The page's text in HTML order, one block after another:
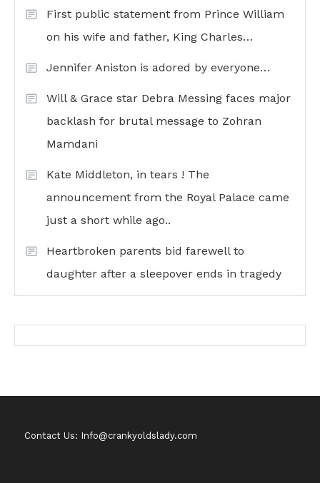
First public statement from Prince William
on his wife and father, King Charles…
Jennifer Aniston is adored by everyone…
Will & Grace star Debra Messing faces major
backlash for brutal message to Zohran
Mamdani
Kate Middleton, in tears ! The
announcement from the Royal Palace came
just a short while ago..
Heartbroken parents bid farewell to
daughter after a sleepover ends in tragedy
Contact Us: Info@crankyoldslady.com